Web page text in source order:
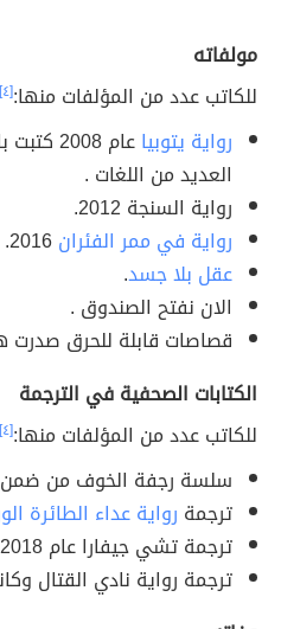
مولفاته
للكاتب عدد من المؤلفات منها:[٤]
رواية يتوبيا
عام
العديد من اللغات .
رواية السنجة 2012.
رواية في ممر الفئران
عقل بلا جسد.
الان نفتح الصندوق .
قصاصات قابلة للحرق صدرت
الكتابات الصحفية في الترجمة
للكاتب عدد من المؤلفات منها:[٤]
سلسة رجفة الخوف من ضمن
ترجمة رواية عداء الطائرة
ترجمة تشي جيفارا عام 2018.
ترجمة رواية نادي القتال